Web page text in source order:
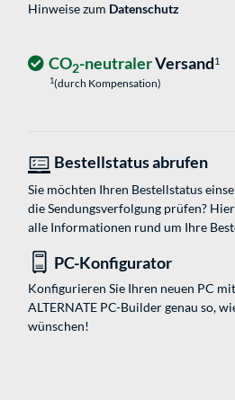
Hinweise zum Datenschutz
CO2-neutralerVersand1
1(durch Kompensation)
Bestellstatus abrufen
Sie möchten Ihren Bestellstatus
die Sendungsverfolgung prüfen?
alle Informationen rund um Ihre
PC-Konfigurator
Konfigurieren Sie Ihren neuen PC
ALTERNATE PC-Builder genau so,
wünschen!